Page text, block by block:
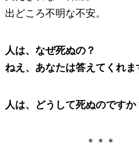
出どころ不明な不安。
人は、なぜ死ぬの？
ねえ、あなたは答えてくれま
人は、どうして死ぬのですか
＊＊＊